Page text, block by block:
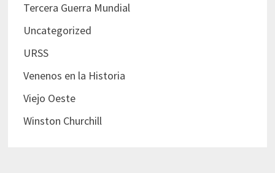
Tercera Guerra Mundial
Uncategorized
URSS
Venenos en la Historia
Viejo Oeste
Winston Churchill